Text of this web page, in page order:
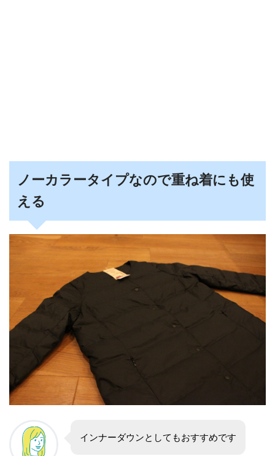
ノーカラータイプなので重ね着にも使
える
インナーダウンとしてもおすすめです